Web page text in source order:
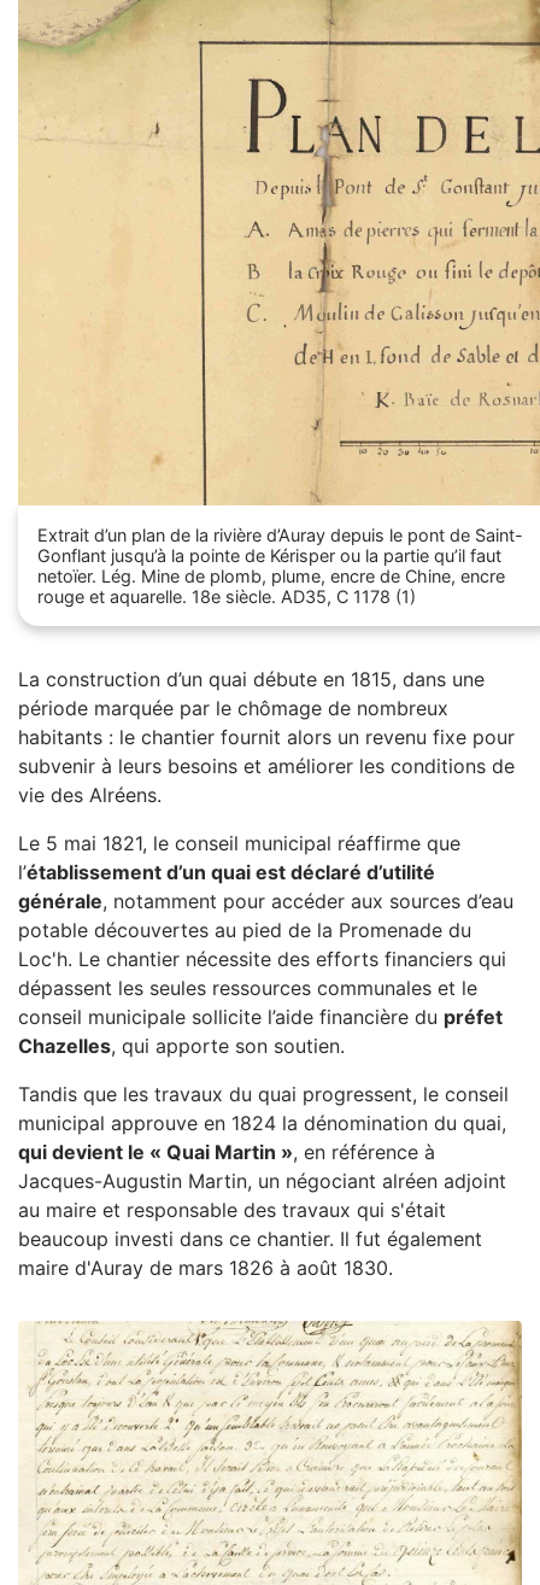
Zoom sur l'image
Extrait d’un plan de la rivière d’Auray depuis le pont de Saint-
Gonflant jusqu’à la pointe de Kérisper ou la partie qu’il faut
netoïer. Lég. Mine de plomb, plume, encre de Chine, encre
rouge et aquarelle. 18e siècle. AD35, C 1178 (1)
La construction d’un quai débute en 1815, dans une
période marquée par le chômage de nombreux
habitants : le chantier fournit alors un revenu fixe pour
subvenir à leurs besoins et améliorer les conditions de
vie des Alréens.
Le 5 mai 1821, le conseil municipal réaffirme que
l’établissement d’un quai est déclaré d’utilité
générale, notamment pour accéder aux sources d’eau
potable découvertes au pied de la Promenade du
Loc'h. Le chantier nécessite des efforts financiers qui
dépassent les seules ressources communales et le
conseil municipale sollicite l’aide financière du préfet
Chazelles, qui apporte son soutien.
Tandis que les travaux du quai progressent, le conseil
municipal approuve en 1824 la dénomination du quai,
qui devient le « Quai Martin », en référence à
Jacques-Augustin Martin, un négociant alréen adjoint
au maire et responsable des travaux qui s'était
beaucoup investi dans ce chantier. Il fut également
maire d'Auray de mars 1826 à août 1830.